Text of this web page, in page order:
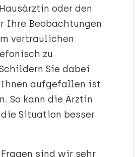
oder den
Ihre Beobachtungen
vertraulichen
zu
Sie dabei
Ihnen aufgefallen ist
So kann die Ärztin
Situation besser
sind wir sehr